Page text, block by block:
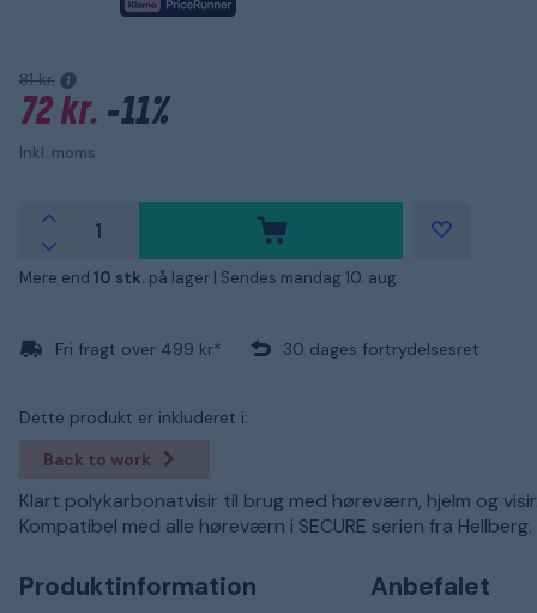
81 kr.
72 kr. -11%
Inkl. moms
Mere end 10 stk. på lager | Sendes mandag 10. aug.
Fri fragt over 499 kr* 30 dages fortrydelsesret
Dette produkt er inkluderet i:
Back to work
Klart polykarbonatvisir til brug med høreværn, hjelm og
Kompatibel med alle høreværn i SECURE serien fra Hellberg.
Produktinformation Anbefalet